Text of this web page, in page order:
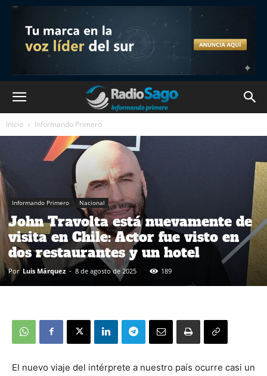
Inicio Informando Primero
Informando Primero Nacional
John Travolta está nuevamente de
visita en Chile: Actor fue visto en
dos restaurantes y un hotel
Por Luis Márquez - 8 de agosto de 2025 189
El nuevo viaje del intérprete a nuestro país ocurre casi un